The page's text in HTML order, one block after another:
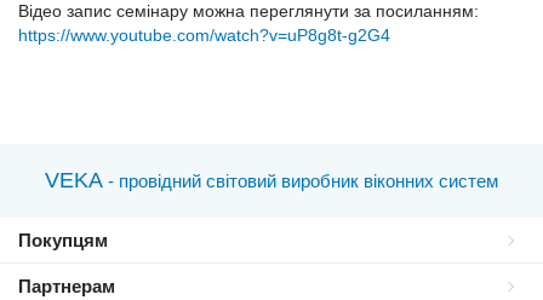
Відео запис семінару можна переглянути за посиланням:
https://www.youtube.com/watch?v=uP8g8t-g2G4
VEKA - провідний світовий виробник віконних систем
Покупцям
Партнерам